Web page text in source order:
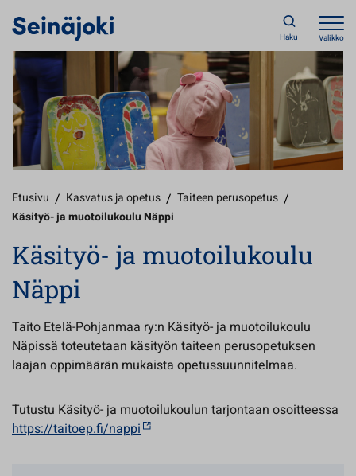
Haku Valikko
Etusivu / Kasvatus ja opetus / Taiteen perusopetus /
Käsityö- ja muotoilukoulu Näppi
Käsityö- ja muotoilukoulu
Näppi
Taito Etelä-Pohjanmaa ry:n Käsityö- ja muotoilukoulu
Näpissä toteutetaan käsityön taiteen perusopetuksen
laajan oppimäärän mukaista opetussuunnitelmaa.
Tutustu Käsityö- ja muotoilukoulun tarjontaan osoitteessa
https://taitoep.fi/nappi